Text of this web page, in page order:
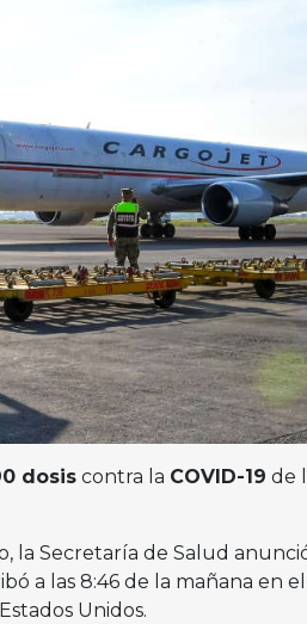
dosiscontra la COVID-19 de
la Secretaría de Salud
a las 8:46 de la mañana en
Unidos.